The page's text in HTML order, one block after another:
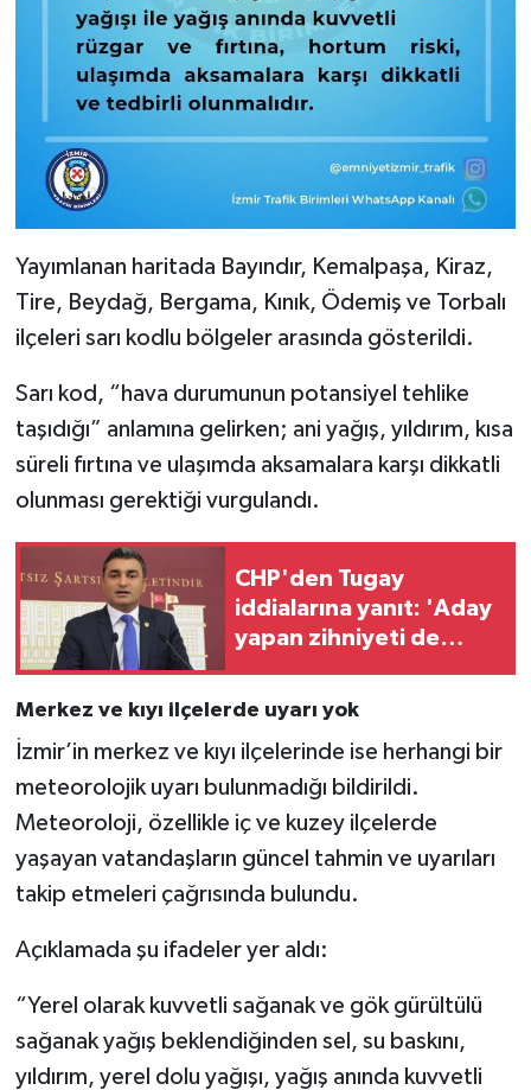
Yayımlanan haritada Bayındır, Kemalpaşa, Kiraz,
Tire, Beydağ, Bergama, Kınık, Ödemiş ve Torbalı
ilçeleri sarı kodlu bölgeler arasında gösterildi.
Sarı kod, “hava durumunun potansiyel tehlike
taşıdığı” anlamına gelirken; ani yağış, yıldırım, kısa
süreli fırtına ve ulaşımda aksamalara karşı dikkatli
olunması gerektiği vurgulandı.
CHP'den Tugay
iddialarına yanıt: 'Aday
yapan zihniyeti de
Merkez ve kıyı ilçelerde uyarı yok
İzmir’in merkez ve kıyı ilçelerinde ise herhangi bir
meteorolojik uyarı bulunmadığı bildirildi.
Meteoroloji, özellikle iç ve kuzey ilçelerde
yaşayan vatandaşların güncel tahmin ve uyarıları
takip etmeleri çağrısında bulundu.
Açıklamada şu ifadeler yer aldı:
“Yerel olarak kuvvetli sağanak ve gök gürültülü
sağanak yağış beklendiğinden sel, su baskını,
yıldırım, yerel dolu yağışı, yağış anında kuvvetli